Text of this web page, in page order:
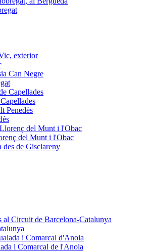
del Munt i l'Obac
i Comarcal de l'Anoia